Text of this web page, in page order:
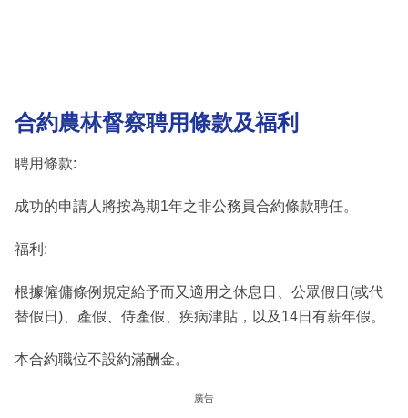
合約農林督察聘用條款及福利
聘用條款:
成功的申請人將按為期1年之非公務員合約條款聘任。
福利:
根據僱傭條例規定給予而又適用之休息日、公眾假日(或代
替假日)、產假、侍產假、疾病津貼，以及14日有薪年假。
本合約職位不設約滿酬金。
廣告